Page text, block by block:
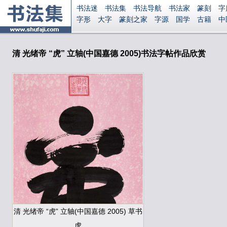
书法迷 书法集 书法导航 书法家 篆刻
字
字形
大字 篆刻之家 字源 国学 古籍
中
清 光绪帝 “虎” 立轴(中国嘉德 2005)书法字帖作品欣赏
清 光绪帝 “虎” 立轴(中国嘉德 2005) 草书